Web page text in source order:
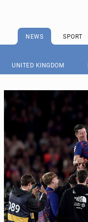
NEWS SPORT
UNITED KINGDOM